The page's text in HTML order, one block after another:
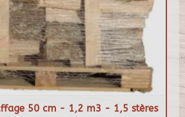
50 cm - 1,2 m3 - 1,5 stères